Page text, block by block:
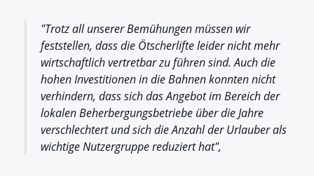
"Trotz all unserer Bemühungen müssen wir
feststellen, dass die Ötscherlifte leider nicht mehr
wirtschaftlich vertretbar zu führen sind. Auch die
hohen Investitionen in die Bahnen konnten nicht
verhindern, dass sich das Angebot im Bereich der
lokalen Beherbergungsbetriebe über die Jahre
verschlechtert und sich die Anzahl der Urlauber als
wichtige Nutzergruppe reduziert hat",